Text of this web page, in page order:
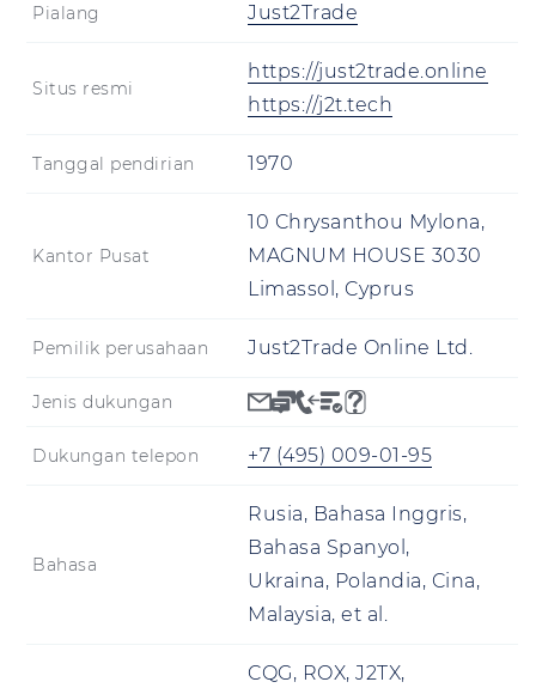
Pialang Just2Trade
Situs resmi
https://just2trade.online
https://j2t.tech
Tanggal pendirian 1970
Kantor Pusat
10 Chrysanthou Mylona,
MAGNUM HOUSE 3030
Limassol, Cyprus
Pemilik perusahaan Just2Trade Online Ltd.
Jenis dukungan
Dukungan telepon +7 (495) 009-01-95
Bahasa
Rusia, Bahasa Inggris,
Bahasa Spanyol,
Ukraina, Polandia, Cina,
Malaysia, et al.
CQG, ROX, J2TX,